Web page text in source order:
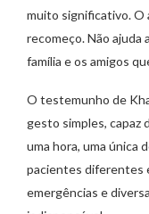
muito significativo. O
recomeço. Não ajuda
família e os amigos
O testemunho de
gesto simples, capaz
uma hora, uma única
pacientes diferentes
emergências e